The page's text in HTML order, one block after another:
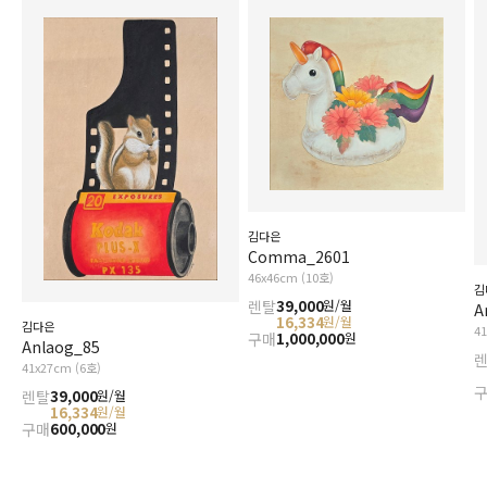
김다은
Anlaog_85
41x27cm (6호)
렌탈39,000원/월
16,334원/월
구매600,000원
김다은
Comma_2601
46x46cm (10호)
렌탈39,000원/월
16,334원/월
구매1,000,000원